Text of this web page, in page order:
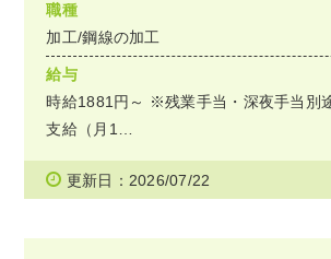
職種
加工/鋼線の加工
給与
時給1881円～ ※残業手当・深夜手当別
支給（月1…
更新日：2026/07/22